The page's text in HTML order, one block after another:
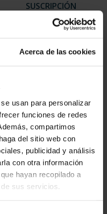
Acerca de las cookies
usan para personalizar
funciones de redes
compartimos
del sitio web con
publicidad y análisis
con otra información
hayan recopilado a
sus servicios.
SUSCRIPCIÓN
CAPITALES DE
PROVINCIA 1
949,00 €
Sólo para usuarios
registrados
SUSCRIPCIÓN
CAPITALES DE